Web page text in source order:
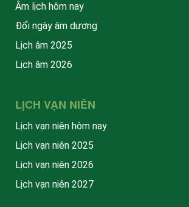
Âm lịch hôm nay
Đổi ngày âm dương
Lịch âm 2025
Lịch âm 2026
LỊCH VẠN NIÊN
Lịch vạn niên hôm nay
Lịch vạn niên 2025
Lịch vạn niên 2026
Lịch vạn niên 2027